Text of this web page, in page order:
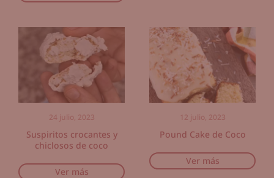
24 julio, 2023
Suspiritos crocantes y
chiclosos de coco
Ver más
12 julio, 2023
Pound Cake de Coco
Ver más